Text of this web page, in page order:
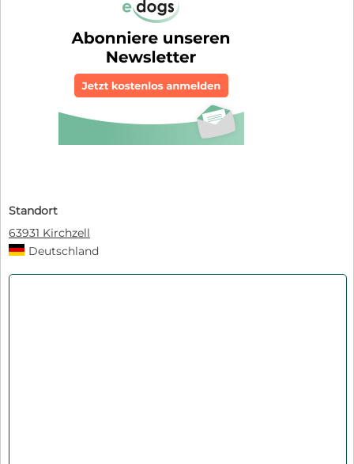
Standort
63931 Kirchzell
Deutschland